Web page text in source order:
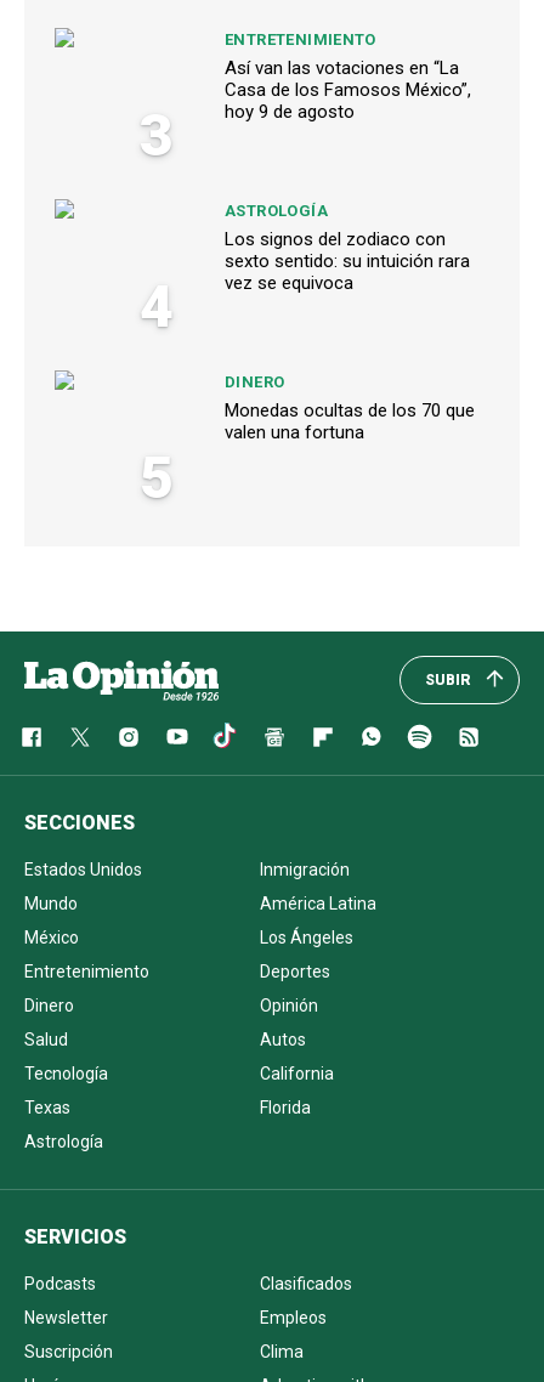
3
ENTRETENIMIENTO
Así van las votaciones en “La
Casa de los Famosos México”,
hoy 9 de agosto
4
ASTROLOGÍA
Los signos del zodiaco con
sexto sentido: su intuición rara
vez se equivoca
5
DINERO
Monedas ocultas de los 70 que
valen una fortuna
SUBIR
SECCIONES
Estados Unidos
Inmigración
Mundo
América Latina
México
Los Ángeles
Entretenimiento
Deportes
Dinero
Opinión
Salud
Autos
Tecnología
California
Texas
Florida
Astrología
SERVICIOS
Podcasts
Clasificados
Newsletter
Empleos
Suscripción
Clima